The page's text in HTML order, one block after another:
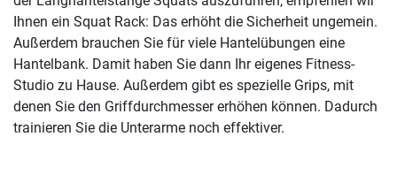
Ihnen ein Squat Rack: Das erhöht die Sicherheit ungemein.
Außerdem brauchen Sie für viele Hantelübungen eine
Hantelbank. Damit haben Sie dann Ihr eigenes Fitness-
Studio zu Hause. Außerdem gibt es spezielle Grips, mit
denen Sie den Griffdurchmesser erhöhen können. Dadurch
trainieren Sie die Unterarme noch effektiver.